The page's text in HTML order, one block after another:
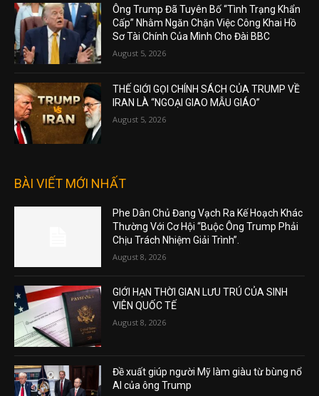
Ông Trump Đã Tuyên Bố “Tình Trạng Khẩn
Cấp” Nhằm Ngăn Chặn Việc Công Khai Hồ
Sơ Tài Chính Của Mình Cho Đài BBC
August 5, 2026
THẾ GIỚI GỌI CHÍNH SÁCH CỦA TRUMP VỀ
IRAN LÀ “NGOẠI GIAO MẪU GIÁO”
August 5, 2026
BÀI VIẾT MỚI NHẤT
Phe Dân Chủ Đang Vạch Ra Kế Hoạch Khác
Thường Với Cơ Hội “Buộc Ông Trump Phải
Chịu Trách Nhiệm Giải Trình”.
August 8, 2026
GIỚI HẠN THỜI GIAN LƯU TRÚ CỦA SINH
VIÊN QUỐC TẾ
August 8, 2026
Đề xuất giúp người Mỹ làm giàu từ bùng nổ
AI của ông Trump